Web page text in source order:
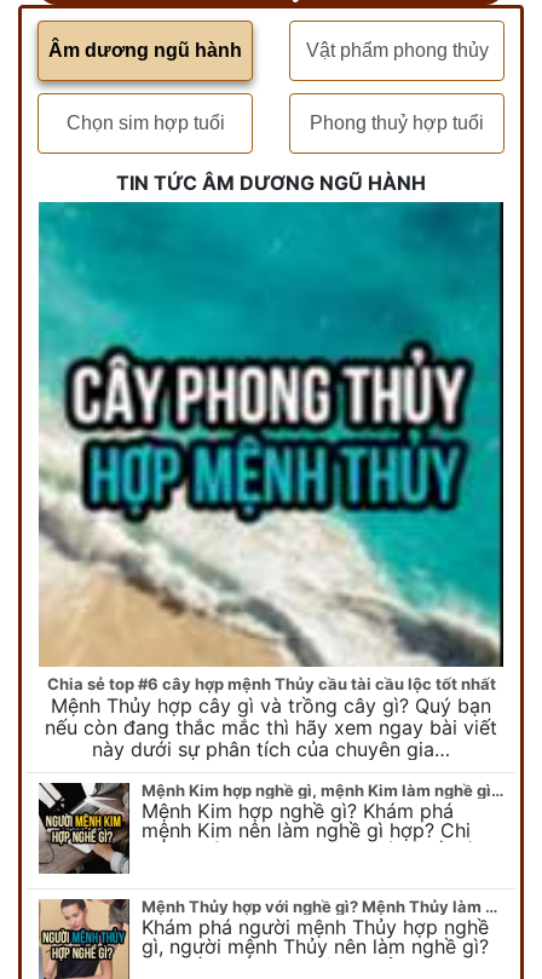
Âm dương ngũ hành Vật phẩm phong thủy
Chọn sim hợp tuổi Phong thuỷ hợp tuổi
TIN TỨC ÂM DƯƠNG NGŨ HÀNH
Chia sẻ top #6 cây hợp mệnh Thủy cầu tài cầu lộc tốt nhất
Mệnh Thủy hợp cây gì và trồng cây gì? Quý bạn
nếu còn đang thắc mắc thì hãy xem ngay bài viết
này dưới sự phân tích của chuyên gia…
Mệnh Kim hợp nghề gì, mệnh Kim làm nghề gì để #Phát Tài Lộc
Mệnh Kim hợp nghề gì? Khám phá
mệnh Kim nên làm nghề gì hợp? Chi
tiết người mang kim hợp với nghề gì sẽ
Mệnh Thủy hợp với nghề gì? Mệnh Thủy làm nghề gì để #Ăn nên làm ra
Khám phá người mệnh Thủy hợp nghề
gì, người mệnh Thủy nên làm nghề gì?
Chi tiết nghề hợp mệnh Thủy sẽ được